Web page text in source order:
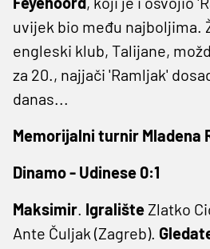
uvijek bio među najboljima.
engleski klub, Talijane,
za 20., najjači 'Ramljak'
danas...
Memorijalni turnir Mladena
Dinamo - Udinese 0:1
Maksimir Igralište Zlatko
Ante Čuljak (Zagreb).